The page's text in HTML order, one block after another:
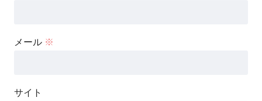
メール ※
サイト